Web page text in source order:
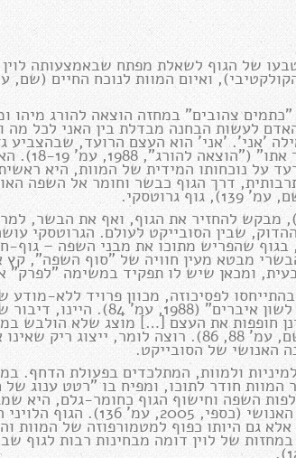
של הגוף לשאלת מפתח שבאמצעותה לוין
צהובים" במחזה הוצאה להורג מיהו
לעשות הבחנה מבדלת בין האני לכל מה
'אני'. 'אני' הוא העצם הרועד, שבהצביע
סביב, רואה
תרבותית, דרך הגוף כבשר וחומר אל השפה
הגוף הגרוטסקי, כותבת כהן-שבוט (2008), מבקש להחזיר את הגוף, ואף
שבין הסובייקט לעולם. הגרוטסקי
בגוף שהפריש מתוכו את מבני השפה – גוף-
עמ' 93). הגרוטסקי הבשרי מבטא מעין חוויה של "סוף
ומכאן שיש לו תפקיד במשימה "לפרק"
לפסיכוזה, מכוון פרויד ללא-מודע
אידיוסינקרטית: "הדיבור הפסיכוטי נעשה
חופפות את העצם […] מוצג שלא הולבש
בעצמים מוחשיים כאילו היו מופשטים" (שם, עמ' 88, 86). רוצה
האנושי של הסובייקט.
ולמוות, המתלכדים בפעולת הדחף.
המוות חודר לתוכו, ומפיח בו "רטט ענוג
השפה וחישוף הגוף כחומר-גלם, היא
האותנטית ואת תנאיו האמיתיים של
גם היותו כפוף למטמורפוזה של המוות
של לוין דומה מבחינות רבות לגוף